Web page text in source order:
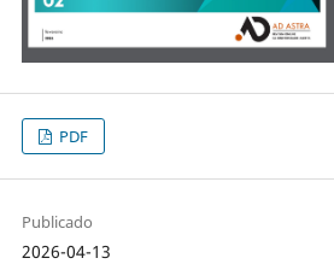
PDF
Publicado
2026-04-13